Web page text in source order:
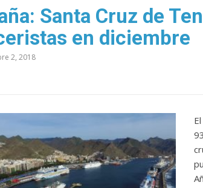
Santa Cruz de
en diciembre
2, 2018
El